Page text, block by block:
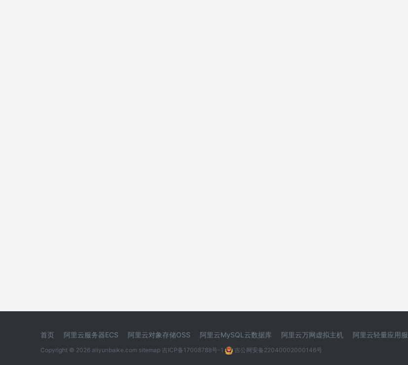
首页 阿里云服务器ECS 阿里云对象存储OSS 阿里云MySQL云数据库 阿里云万网虚拟主机 阿里云轻量应用
Copyright © 2026 aliyunbaike.com sitemap 吉ICP备17008788号-1 吉公网安备22040002000146号